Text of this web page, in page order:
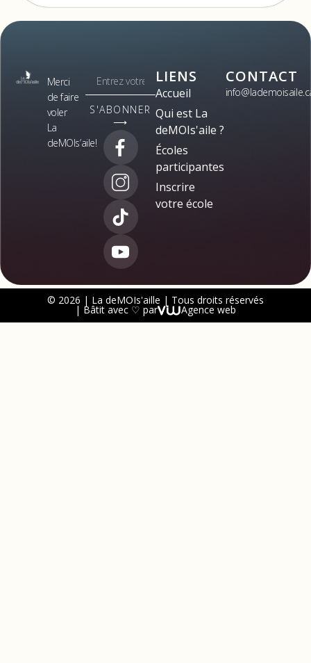
Merci
de faire
voler
La
deMOIs’aile!
S'ABONNER
⟶
LIENS
Accueil
Qui est La
deMOIs'aile ?
Écoles
participantes
Inscrire
votre école
CONTACT
© 2026 | La deMOIs'aille | Tous droits réservés
| Bâtit avec ♡ par Agence web